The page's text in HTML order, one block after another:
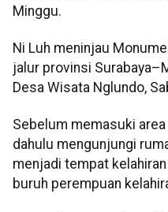
Minggu.
Ni Luh meninjau
jalur provinsi
Desa Wisata Nglundo,
Sebelum memasuki
dahulu mengunjungi
menjadi tempat
buruh perempuan